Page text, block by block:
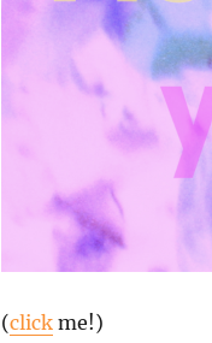
(clickme!)